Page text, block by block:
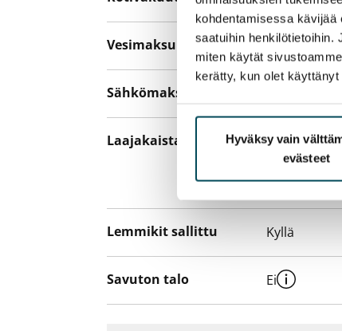
kohdentamisessa
saatuihin henkilötietoihin.
miten käytät
kerätty, kun olet käyttänyt
Hyväksy vain
evästeet
Vesimaksu 27 €/hlö/kk
Sähkömaksu
Laajakaista
Vuokraan
hankkia
yhteyttä
Lemmikit sallittu Kyllä
Savuton talo Ei